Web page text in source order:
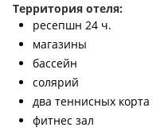
Территория отеля:
ресепшн 24 ч.
магазины
бассейн
солярий
два теннисных корта
фитнес зал